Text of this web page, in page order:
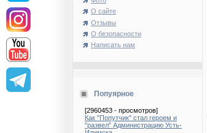
О сайте
Отзывы
О безопасности
Написать нам
Попуярное
[2960453 - просмотров]
Как "Попутчик" стал героем и
"развел" Администрацию Усть-